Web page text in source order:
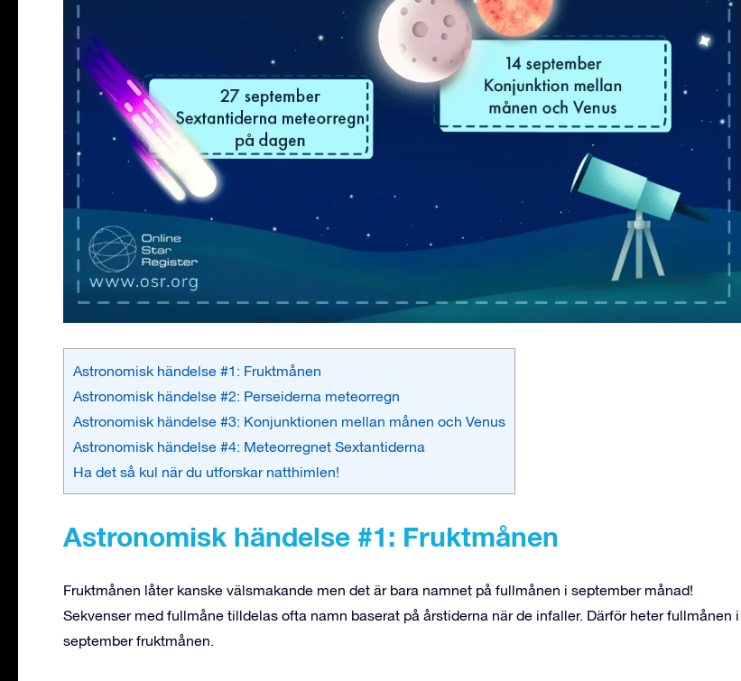
Astronomisk händelse #1: Fruktmånen
Astronomisk händelse #2: Perseiderna meteorregn
Astronomisk händelse #3: Konjunktionen mellan månen och Venus
Astronomisk händelse #4: Meteorregnet Sextantiderna
Ha det så kul när du utforskar natthimlen!
Astronomisk händelse #1: Fruktmånen
Fruktmånen låter kanske välsmakande men det är bara namnet på fullmånen i september månad!
Sekvenser med fullmåne tilldelas ofta namn baserat på årstiderna när de infaller. Därför heter fullmånen i
september fruktmånen.